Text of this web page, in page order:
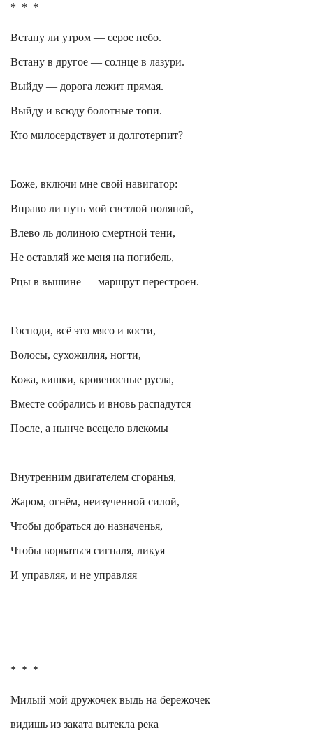
* * *
Встану ли утром — серое небо.
Встану в другое — солнце в лазури.
Выйду — дорога лежит прямая.
Выйду и всюду болотные топи.
Кто милосердствует и долготерпит?
Боже, включи мне свой навигатор:
Вправо ли путь мой светлой поляной,
Влево ль долиною смертной тени,
Не оставляй же меня на погибель,
Рцы в вышине — маршрут перестроен.
Господи, всё это мясо и кости,
Волосы, сухожилия, ногти,
Кожа, кишки, кровеносные русла,
Вместе собрались и вновь распадутся
После, а нынче всецело влекомы
Внутренним двигателем сгоранья,
Жаром, огнём, неизученной силой,
Чтобы добраться до назначенья,
Чтобы ворваться сигналя, ликуя
И управляя, и не управляя
* * *
Милый мой дружочек выдь на бережочек
видишь из заката вытекла река